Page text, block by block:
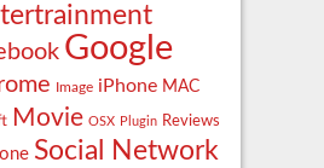
Google
Image iPhone MAC
Movie OSX Plugin Reviews
Social Network